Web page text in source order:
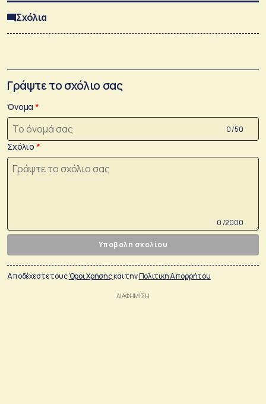
Σχόλια
Γράψτε το σχόλιο σας
Όνομα
0 /50
Σχόλιο
0 /2000
Υποβολή σχολίου
Αποδέχεστε τουςΌροι Χρήσηςκαι τηνΠολιτικη Απορρήτου